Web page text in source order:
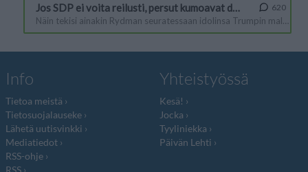
Info
Tietoa meistä
Tietosuojalauseke
Lähetä uutisvinkki
Mediatiedot
RSS-ohje
Yhteistyössä
Kesä!
Jocka
Tyyliniekka
Päivän Lehti